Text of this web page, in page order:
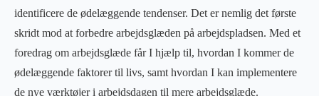
identificere de ødelæggende tendenser. Det er nemlig det første
skridt mod at forbedre arbejdsglæden på arbejdspladsen. Med et
foredrag om arbejdsglæde får I hjælp til, hvordan I kommer de
ødelæggende faktorer til livs, samt hvordan I kan implementere
de nye værktøjer i arbejdsdagen til mere arbejdsglæde.